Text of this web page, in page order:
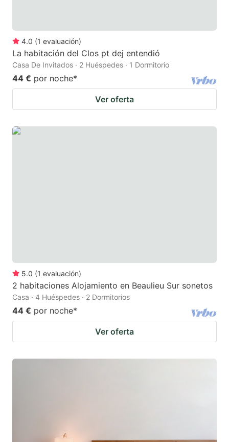
4.0 (1 evaluación)
La habitación del Clos pt dej entendió
Casa De Invitados · 2 Huéspedes · 1 Dormitorio
44 € por noche*
Ver oferta
5.0 (1 evaluación)
2 habitaciones Alojamiento en Beaulieu Sur sonetos
Casa · 4 Huéspedes · 2 Dormitorios
44 € por noche*
Ver oferta